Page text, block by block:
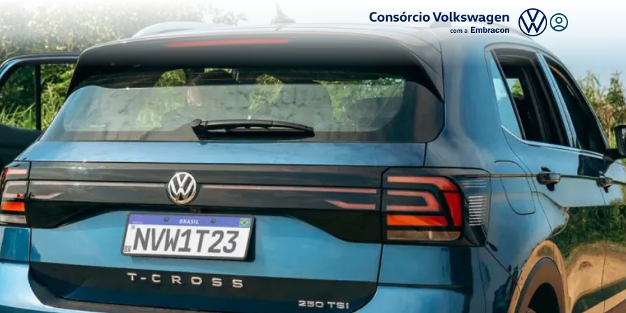
Logo Consórcio Volkswagen com a Embracon